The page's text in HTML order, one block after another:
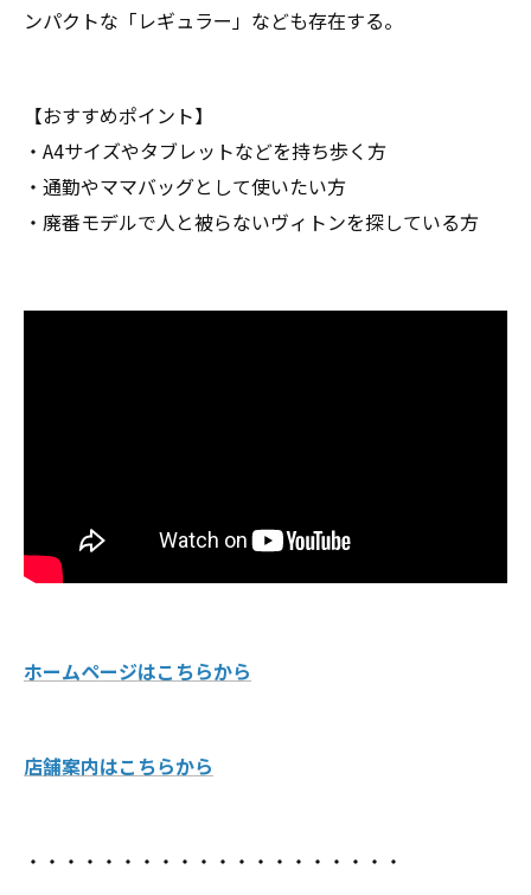
ンパクトな「レギュラー」なども存在する。
【おすすめポイント】
・A4サイズやタブレットなどを持ち歩く方
・通勤やママバッグとして使いたい方
・廃番モデルで人と被らないヴィトンを探している方
ホームページはこちらから
店舗案内はこちらから
・・・・・・・・・・・・・・・・・・・・